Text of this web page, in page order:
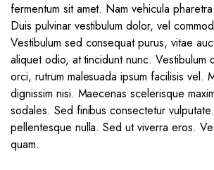
fermentum sit amet. Nam vehicula
Duis pulvinar vestibulum dolor, vel
Vestibulum sed consequat purus, vitae
aliquet odio, at tincidunt nunc. Vestibulum
orci, rutrum malesuada ipsum facilisis vel.
dignissim nisi. Maecenas scelerisque
sodales. Sed finibus consectetur
pellentesque nulla. Sed ut viverra eros.
quam.